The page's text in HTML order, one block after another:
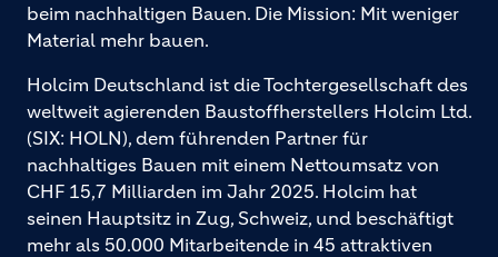
beim nachhaltigen Bauen. Die Mission: Mit weniger
Material mehr bauen.
Holcim Deutschland ist die Tochtergesellschaft des
weltweit agierenden Baustoffherstellers Holcim Ltd.
(SIX: HOLN), dem führenden Partner für
nachhaltiges Bauen mit einem Nettoumsatz von
CHF 15,7 Milliarden im Jahr 2025. Holcim hat
seinen Hauptsitz in Zug, Schweiz, und beschäftigt
mehr als 50.000 Mitarbeitende in 45 attraktiven